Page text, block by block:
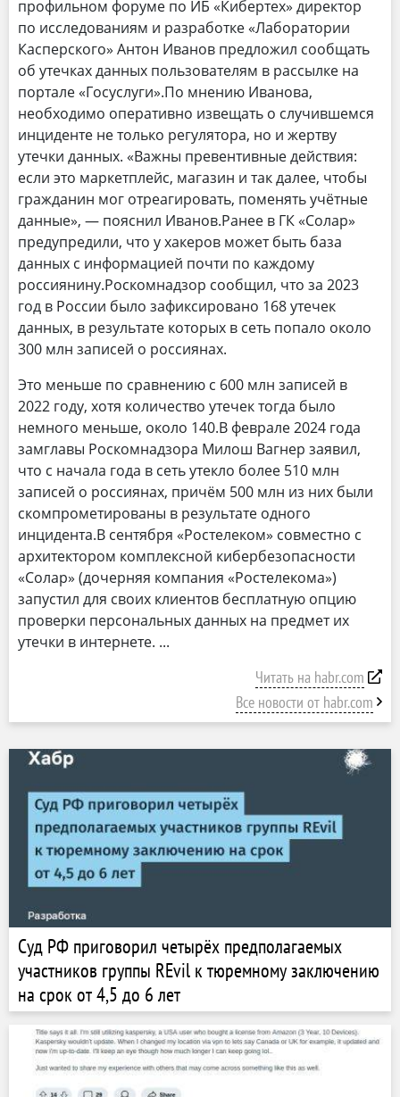
профильном форуме по ИБ «Кибертех» директор
по исследованиям и разработке «Лаборатории
Касперского» Антон Иванов предложил сообщать
об утечках данных пользователям в рассылке на
портале «Госуслуги».По мнению Иванова,
необходимо оперативно извещать о случившемся
инциденте не только регулятора, но и жертву
утечки данных. «Важны превентивные действия:
если это маркетплейс, магазин и так далее, чтобы
гражданин мог отреагировать, поменять учётные
данные», — пояснил Иванов.Ранее в ГК «Солар»
предупредили, что у хакеров может быть база
данных с информацией почти по каждому
россиянину.Роскомнадзор сообщил, что за 2023
год в России было зафиксировано 168 утечек
данных, в результате которых в сеть попало около
300 млн записей о россиянах.
Это меньше по сравнению с 600 млн записей в
2022 году, хотя количество утечек тогда было
немного меньше, около 140.В феврале 2024 года
замглавы Роскомнадзора Милош Вагнер заявил,
что с начала года в сеть утекло более 510 млн
записей о россиянах, причём 500 млн из них были
скомпрометированы в результате одного
инцидента.В сентября «Ростелеком» совместно с
архитектором комплексной кибербезопасности
«Солар» (дочерняя компания «Ростелекома»)
запустил для своих клиентов бесплатную опцию
проверки персональных данных на предмет их
утечки в интернете.
Читать на habr.com
Все новости от habr.com
Суд РФ приговорил четырёх предполагаемых
участников группы REvil к тюремному заключению
на срок от 4,5 до 6 лет